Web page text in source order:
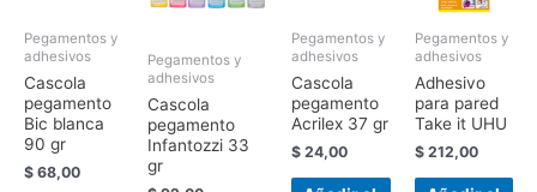
Pegamentos y
adhesivos
Cascola
pegamento
Bic blanca
90 gr
$ 68,00
Pegamentos y
adhesivos
Cascola
pegamento
Infantozzi 33
gr
Pegamentos y
adhesivos
Cascola
pegamento
Acrilex 37 gr
$ 24,00
Pegamentos y
adhesivos
Adhesivo
para pared
Take it UHU
$212,00